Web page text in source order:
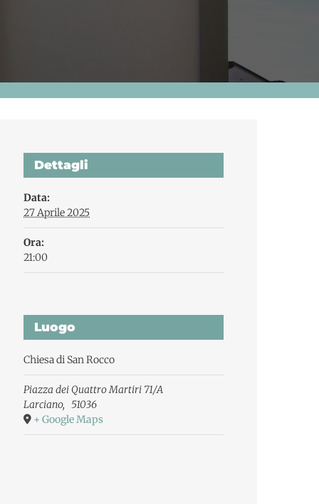
Dettagli
Data:
27 Aprile 2025
Ora:
21:00
Luogo
Chiesa di San Rocco
Piazza dei Quattro Martiri 71/A
Larciano, 51036
+ Google Maps